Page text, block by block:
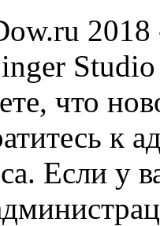
2018
Studio
что
к
Если у